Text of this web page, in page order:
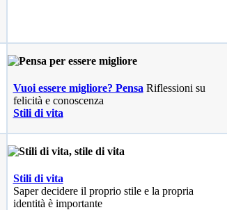
Vuoi essere migliore? Pensa Riflessioni su
felicità e conoscenza
Stili di vita
Stili di vita
Saper decidere il proprio stile e la propria
identità è importante